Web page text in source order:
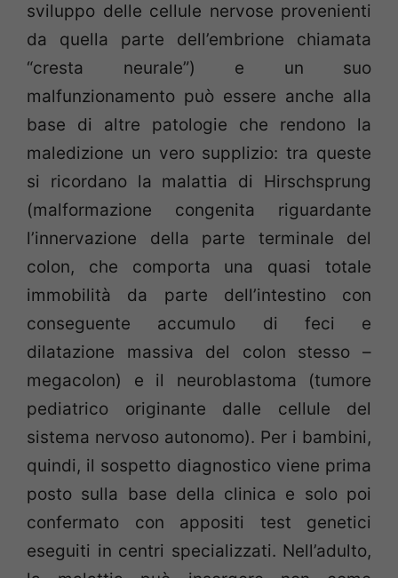
sviluppo delle cellule nervose provenienti
da quella parte dell’embrione chiamata
“cresta neurale”) e un suo
malfunzionamento può essere anche alla
base di altre patologie che rendono la
maledizione un vero supplizio: tra queste
si ricordano la malattia di Hirschsprung
(malformazione congenita riguardante
l’innervazione della parte terminale del
colon, che comporta una quasi totale
immobilità da parte dell’intestino con
conseguente accumulo di feci e
dilatazione massiva del colon stesso –
megacolon) e il neuroblastoma (tumore
pediatrico originante dalle cellule del
sistema nervoso autonomo). Per i bambini,
quindi, il sospetto diagnostico viene prima
posto sulla base della clinica e solo poi
confermato con appositi test genetici
eseguiti in centri specializzati. Nell’adulto,